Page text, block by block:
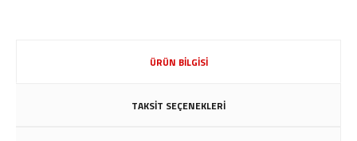
ÜRÜN BİLGİSİ
TAKSİT SEÇENEKLERİ